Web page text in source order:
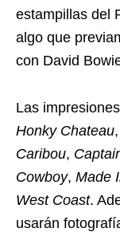
estampillas del
algo que
con David
Las
Honky Chateau,
Caribou,
Cowboy, Made
West Coast.
usarán